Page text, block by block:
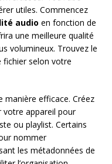
utiles. Commencez
audio en fonction de
une meilleure qualité
volumineux. Trouvez le
fichier selon votre
manière efficace. Créez
votre appareil pour
ou playlist. Certains
nommer
les métadonnées de